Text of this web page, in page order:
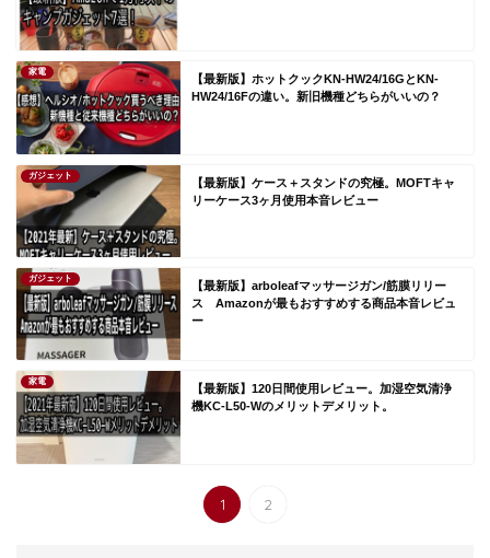
家電
【最新版】ホットクックKN-HW24/16GとKN-
HW24/16Fの違い。新旧機種どちらがいいの？
ガジェット
【最新版】ケース＋スタンドの究極。MOFTキャ
リーケース3ヶ月使用本音レビュー
ガジェット
【最新版】arboleafマッサージガン/筋膜リリー
ス Amazonが最もおすすめする商品本音レビュ
ー
家電
【最新版】120日間使用レビュー。加湿空気清浄
機KC-L50-Wのメリットデメリット。
1 2